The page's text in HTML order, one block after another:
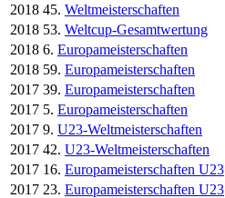
2018 45. Weltmeisterschaften
2018 53. Weltcup-Gesamtwertung
2018 6. Europameisterschaften
2018 59. Europameisterschaften
2017 39. Europameisterschaften
2017 5. Europameisterschaften
2017 9. U23-Weltmeisterschaften
2017 42. U23-Weltmeisterschaften
2017 16. Europameisterschaften U23
2017 23. Europameisterschaften U23